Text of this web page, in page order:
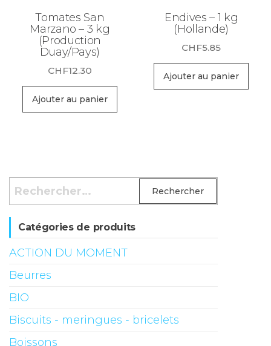
Tomates San
Marzano – 3 kg
(Production
Duay/Pays)
CHF12.30
Ajouter au panier
Endives – 1 kg
(Hollande)
CHF5.85
Ajouter au panier
Rechercher :
Catégories de produits
ACTION DU MOMENT
Beurres
BIO
Biscuits - meringues - bricelets
Boissons